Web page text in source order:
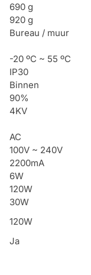
690 g
920 g
Bureau / muur
-20 ºC ~ 55 ºC
IP30
Binnen
90%
4KV
AC
100V ~ 240V
2200mA
6W
120W
30W
120W
Ja